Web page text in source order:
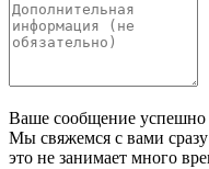
Ваше сообщение успешно
Мы свяжемся с вами
это не занимает много